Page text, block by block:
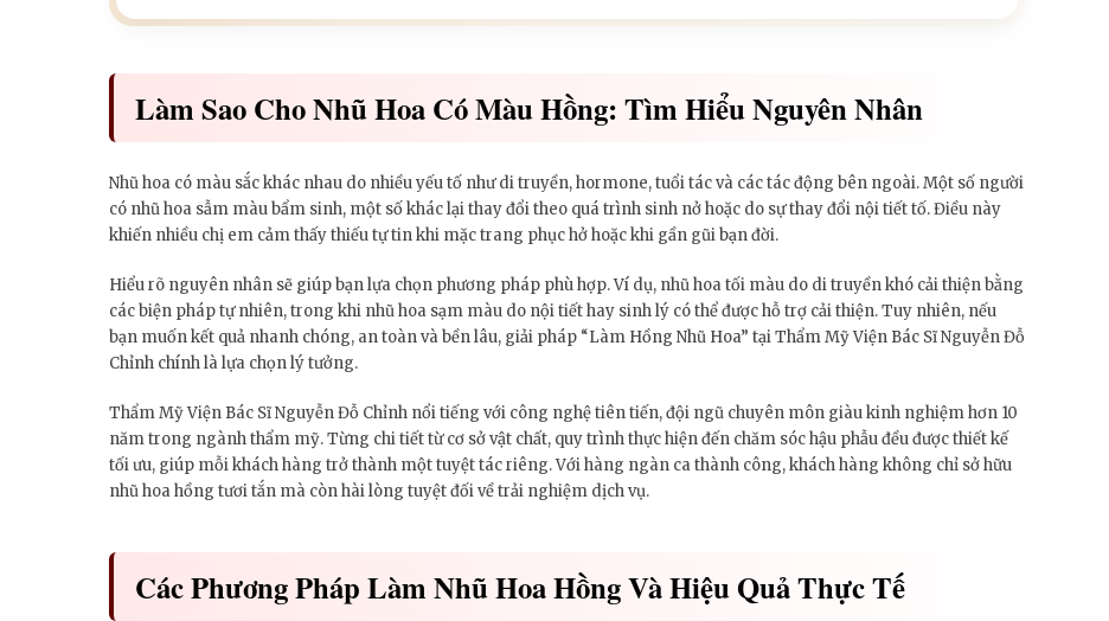
Làm Sao Cho Nhũ Hoa Có Màu Hồng: Tìm Hiểu Nguyên Nhân
Nhũ hoa có màu sắc khác nhau do nhiều yếu tố như di truyền, hormone, tuổi tác và các tác động bên ngoài. Một số người
có nhũ hoa sẫm màu bẩm sinh, một số khác lại thay đổi theo quá trình sinh nở hoặc do sự thay đổi nội tiết tố. Điều này
khiến nhiều chị em cảm thấy thiếu tự tin khi mặc trang phục hở hoặc khi gần gũi bạn đời.
Hiểu rõ nguyên nhân sẽ giúp bạn lựa chọn phương pháp phù hợp. Ví dụ, nhũ hoa tối màu do di truyền khó cải thiện bằng
các biện pháp tự nhiên, trong khi nhũ hoa sạm màu do nội tiết hay sinh lý có thể được hỗ trợ cải thiện. Tuy nhiên, nếu
bạn muốn kết quả nhanh chóng, an toàn và bền lâu, giải pháp “Làm Hồng Nhũ Hoa” tại Thẩm Mỹ Viện Bác Sĩ Nguyễn Đỗ
Chỉnh chính là lựa chọn lý tưởng.
Thẩm Mỹ Viện Bác Sĩ Nguyễn Đỗ Chỉnh nổi tiếng với công nghệ tiên tiến, đội ngũ chuyên môn giàu kinh nghiệm hơn 10
năm trong ngành thẩm mỹ. Từng chi tiết từ cơ sở vật chất, quy trình thực hiện đến chăm sóc hậu phẫu đều được thiết kế
tối ưu, giúp mỗi khách hàng trở thành một tuyệt tác riêng. Với hàng ngàn ca thành công, khách hàng không chỉ sở hữu
nhũ hoa hồng tươi tắn mà còn hài lòng tuyệt đối về trải nghiệm dịch vụ.
Các Phương Pháp Làm Nhũ Hoa Hồng Và Hiệu Quả Thực Tế